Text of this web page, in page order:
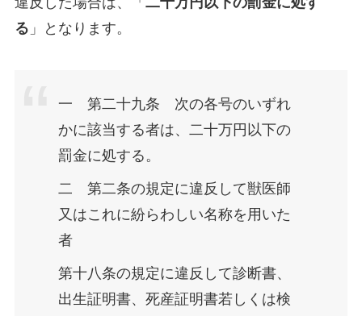
る 」となります。
一 第二十九条 次の各号のいずれ
かに該当する者は、二十万円以下の
罰金に処する。
二 第二条の規定に違反して獣医師
又はこれに紛らわしい名称を用いた
者
第十八条の規定に違反して診断書、
出生証明書、死産証明書若しくは検